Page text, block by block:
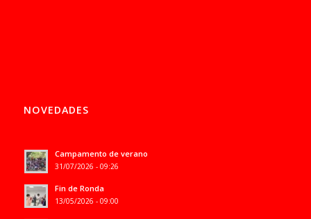
NOVEDADES
Campamento de verano
31/07/2026 - 09:26
Fin de Ronda
13/05/2026 - 09:00